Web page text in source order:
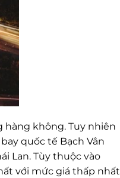
hàng không. Tuy nhiên
quốc tế Bạch Vân
Lan. Tùy thuộc vào
với mức giá thấp nhất